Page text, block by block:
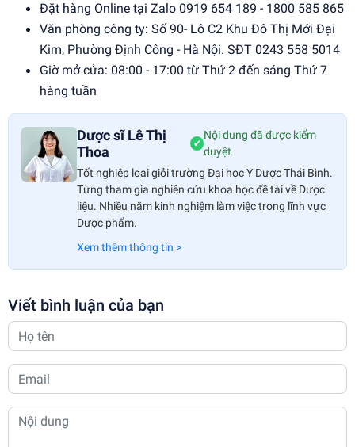
Đặt hàng Online tại Zalo 0919 654 189 - 1800 585 865
Văn phòng công ty: Số 90- Lô C2 Khu Đô Thị Mới Đại
Kim, Phường Định Công - Hà Nội. SĐT 0243 558 5014
Giờ mở cửa: 08:00 - 17:00 từ Thứ 2 đến sáng Thứ 7
hàng tuần
Dược sĩ Lê Thị
Thoa
✔
Nội dung đã được kiểm
duyệt
Tốt nghiệp loại giỏi trường Đại học Y Dược Thái Bình.
Từng tham gia nghiên cứu khoa học đề tài về Dược
liệu. Nhiều năm kinh nghiệm làm việc trong lĩnh vực
Dược phẩm.
Xem thêm thông tin >
Viết bình luận của bạn